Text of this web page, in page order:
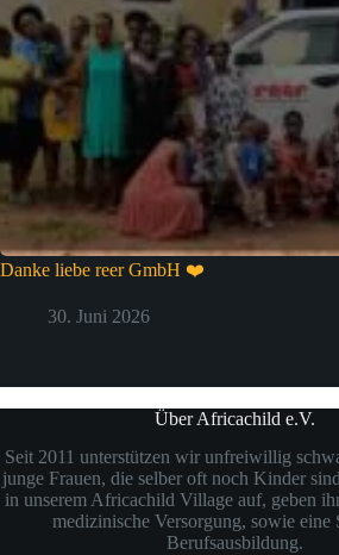
Danke liebe reer GmbH ❤️
30. Juni 2026
Über Africachild e.V.
Seit 2011 unterstützen wir unfreiwillig
junge Frauen, die selber oft noch Kinder
in unserem Africachild Village auf, geben
medizinische Versorgung, sowie eine
Berufsausbildung.